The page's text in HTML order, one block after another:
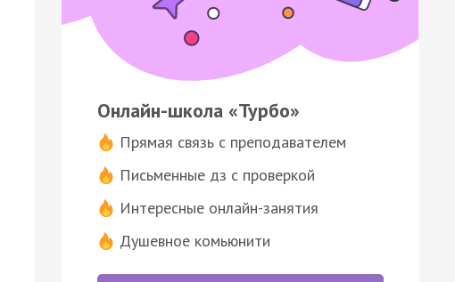
Онлайн-школа «Турбо»
Прямая связь с преподавателем
Письменные дз с проверкой
Интересные онлайн-занятия
Душевное комьюнити